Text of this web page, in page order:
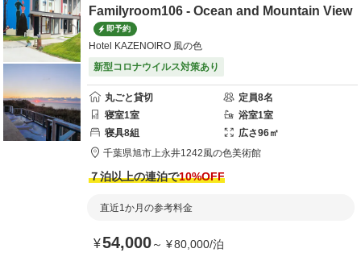
Familyroom106 - Ocean and Mountain View
即予約
Hotel KAZENOIRO 風の色
新型コロナウイルス対策あり
丸ごと貸切 定員8名
寝室1室 浴室1室
寝具8組 広さ96㎡
千葉県旭市上永井1242風の色美術館
７泊以上の連泊で10%OFF
直近1か月の参考料金
¥54,000～ ¥80,000/泊